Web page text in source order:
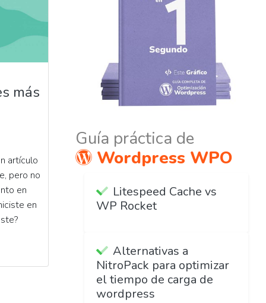
más
artículo
pero no
en
en
Guía práctica de
Wordpress WPO
Litespeed Cache vs
WP Rocket
Alternativas a
NitroPack para optimizar
el tiempo de carga de
wordpress